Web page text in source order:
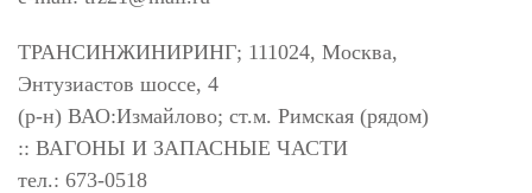
ТРАНСИНЖИНИРИНГ; 111024, Москва,
Энтузиастов шоссе, 4
(р-н) ВАО:Измайлово; ст.м. Римская (рядом)
:: ВАГОНЫ И ЗАПАСНЫЕ ЧАСТИ
тел.: 673-0518